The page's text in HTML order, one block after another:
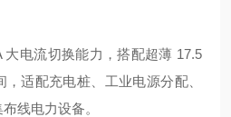
大电流切换能力，搭配超薄 17.5
适配充电桩、工业电源分配、
线电力设备。